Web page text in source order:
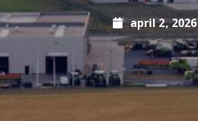
april 2, 2026